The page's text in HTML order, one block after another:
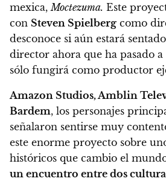
mexica, Moctezuma. Este
con Steven Spielberg como
desconoce si aún estará
director ahora que ha pasado
sólo fungirá como productor
Amazon Studios, Amblin
Bardem, los personajes
señalaron sentirse muy
este enorme proyecto sobre
históricos que cambio el
un encuentro entre dos